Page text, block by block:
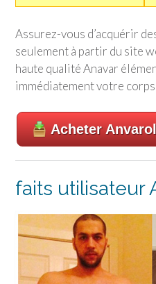
Assurez-vous d’acquérir
seulement à partir du site
haute qualité Anavar
immédiatement votre
Acheter
faits utilisateur